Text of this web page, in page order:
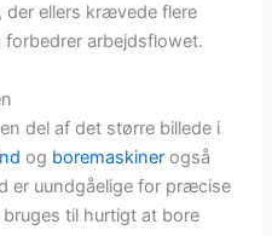
der ellers krævede flere
arbejdsflowet.
del af det større billede i
og boremaskiner også
er uundgåelige for præcise
til hurtigt at bore